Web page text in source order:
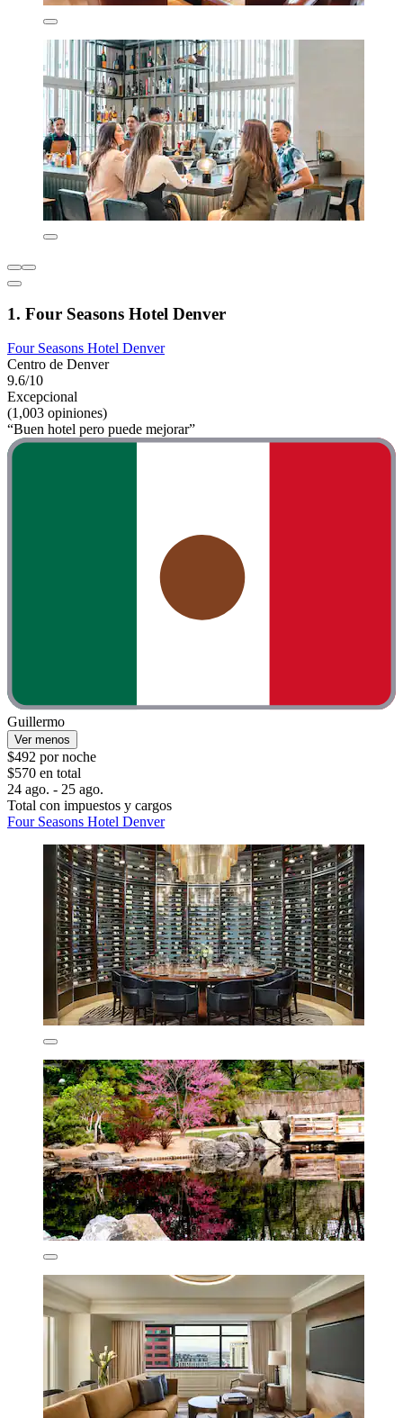
1. Four Seasons Hotel Denver
Four Seasons Hotel Denver
Centro de Denver
9.6/10
Excepcional
(1,003 opiniones)
“Buen hotel pero puede mejorar”
Guillermo
Ver menos
$492 por noche
$570 en total
24 ago. - 25 ago.
Total con impuestos y cargos
Four Seasons Hotel Denver